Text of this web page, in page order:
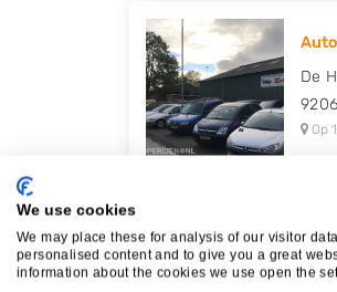
De
Op
We use cookies
We may place these for analysis of our visitor
personalised content and to give you a great
information about the cookies we use open the